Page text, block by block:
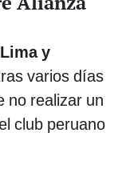
y
varios días
no realizar un
club peruano